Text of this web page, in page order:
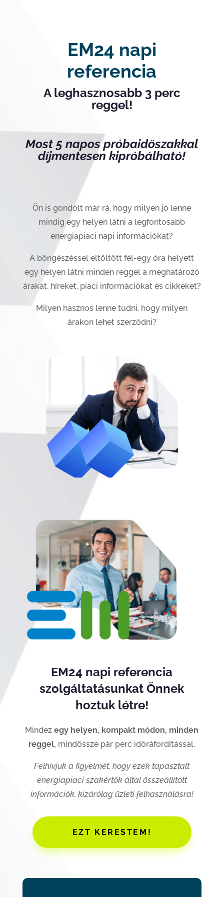
EM24 napi
referencia
A leghasznosabb 3 perc
reggel!
Most 5 napos próbaidőszakkal
díjmentesen kipróbálható!
Ön is gondolt már rá, hogy milyen jó lenne
mindig egy helyen látni a legfontosabb
energiapiaci napi információkat?
A böngészéssel eltöltött fél-egy óra helyett
egy helyen látni minden reggel a meghatározó
árakat, híreket, piaci információkat és cikkeket?
Milyen hasznos lenne tudni, hogy milyen
árakon lehet szerződni?
EM24 napi referencia
szolgáltatásunkat Önnek
hoztuk létre!
Mindezegy helyen, kompakt módon, minden
reggel, mindössze pár perc időráfordítással.
Felhívjuk a figyelmét, hogy ezek tapasztalt
energiapiaci szakértők által összeállított
információk, kizárólag üzleti felhasználásra!
EZT KERESTEM!